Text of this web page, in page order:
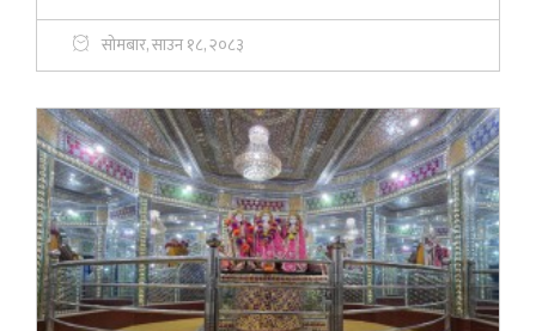
सोमबार, साउन १८, २०८३